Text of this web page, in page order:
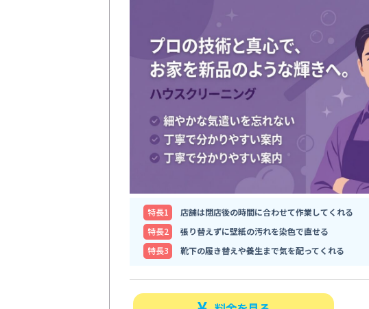
特⻑1
店舗は閉店後の時間に合わせて作業してくれる
特⻑2
張り替えずに壁紙の汚れを染色で直せる
特⻑3
靴下の履き替えや養生まで気を配ってくれる